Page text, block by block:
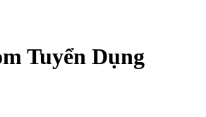
Tuyển Dụng